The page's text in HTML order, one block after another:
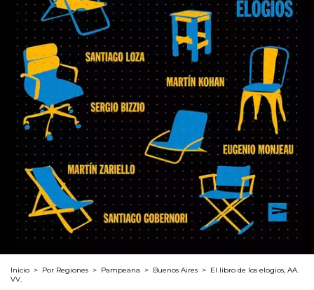
Inicio > Por Regiones > Pampeana > Buenos Aires > El libro de los elogios, AA.
VV.